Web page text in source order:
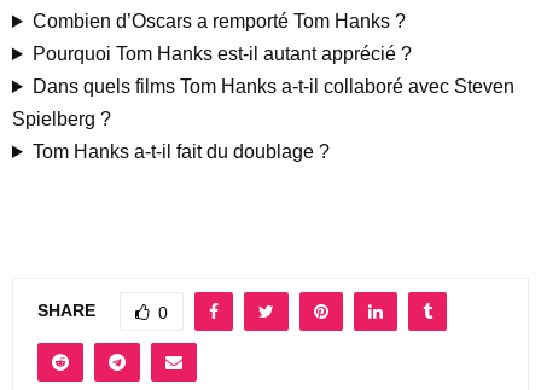
Combien d’Oscars a remporté Tom Hanks ?
Pourquoi Tom Hanks est-il autant apprécié ?
Dans quels films Tom Hanks a-t-il collaboré avec Steven
Spielberg ?
Tom Hanks a-t-il fait du doublage ?
SHARE 0